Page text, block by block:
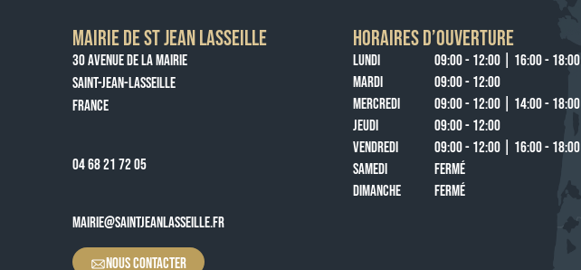
MAIRIE DE ST JEAN LASSEILLE
30 AVENUE DE LA MAIRIE
SAINT-JEAN-LASSEILLE
FRANCE
04 68 21 72 05
MAIRIE@SAINTJEANLASSEILLE.FR
NOUS CONTACTER
HORAIRES D’OUVERTURE
LUNDI
09:00 - 12:00 | 16:00 - 18:00
MARDI
09:00 - 12:00
MERCREDI
09:00 - 12:00 | 14:00 - 18:00
JEUDI
09:00 - 12:00
VENDREDI
09:00 - 12:00 | 16:00 - 18:00
SAMEDI
FERMÉ
DIMANCHE
FERMÉ